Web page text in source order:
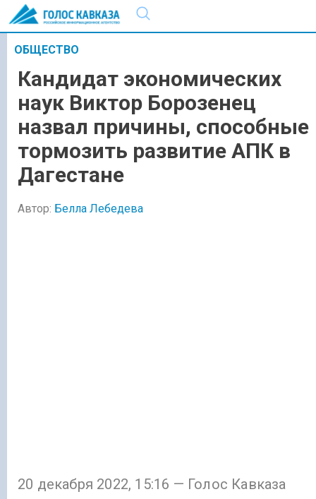
ОБЩЕСТВО
Кандидат экономических
наук Виктор Борозенец
назвал причины, способные
тормозить развитие АПК в
Дагестане
Автор: Белла Лебедева
20 декабря 2022, 15:16 — Голос Кавказа